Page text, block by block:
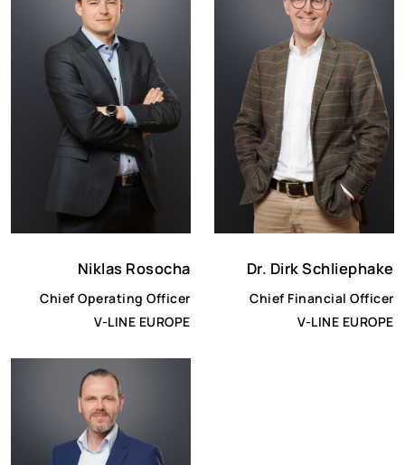
Niklas Rosocha
Chief Operating Officer
V-LINE EUROPE
Dr. Dirk Schliephake
Chief Financial Officer
V-LINE EUROPE